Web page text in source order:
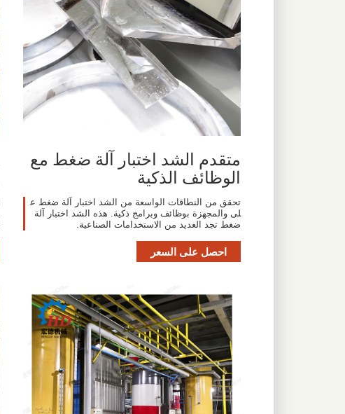
متقدم الشد اختبار آلة ضغط مع
الوظائف الذكية
تحقق من النطاقات الواسعة من الشد اختبار آلة ضغط ع
لى والمجهزة بوظائف وبرامج ذكية. هذه الشد اختبار آلة
ضغط تجد العديد من الاستخدامات الصناعية.
احصل على السعر